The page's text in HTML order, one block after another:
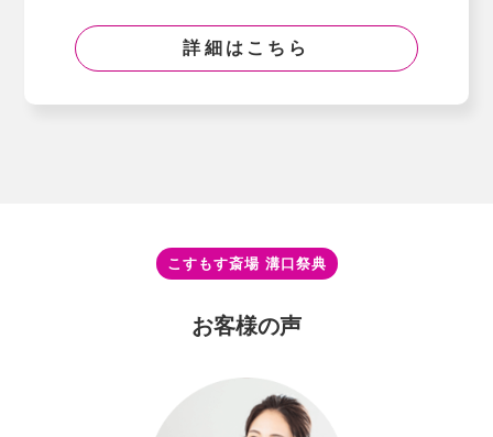
詳細はこちら
こすもす斎場 溝⼝祭典
お客様の声